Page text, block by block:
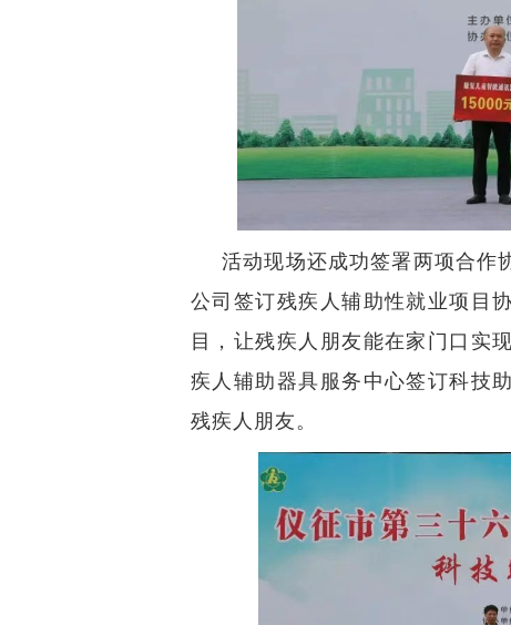
活动现场还成功签署两项合作
公司签订残疾人辅助性就业项目
目，让残疾人朋友能在家门口实
疾人辅助器具服务中心签订科技
残疾人朋友。